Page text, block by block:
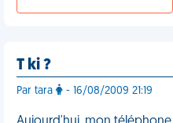
T ki ?
Par tara - 16/08/2009 21:19